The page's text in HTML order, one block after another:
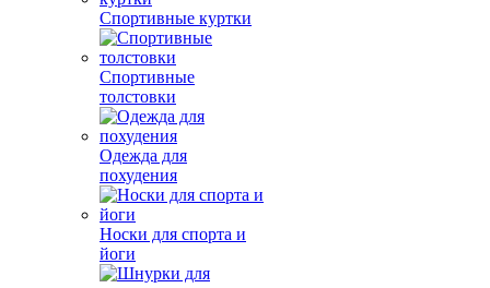
Спортивные куртки
Спортивные
толстовки
Одежда для
похудения
Носки для спорта и
йоги